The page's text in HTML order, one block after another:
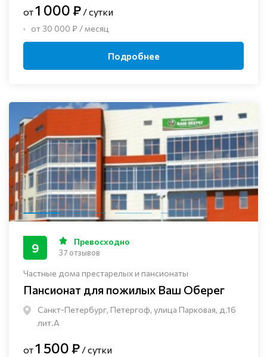
от1 000 ₽ / сутки
от 30 000 ₽ / месяц
Подробнее
Частные дома престарелых и пансионаты
Пансионат для пожилых Ваш Оберег
Санкт-Петербург, Петергоф, улица Парковая, д.16
лит.А
9 Превосходно
37 отзывов
от1 500 ₽ / сутки